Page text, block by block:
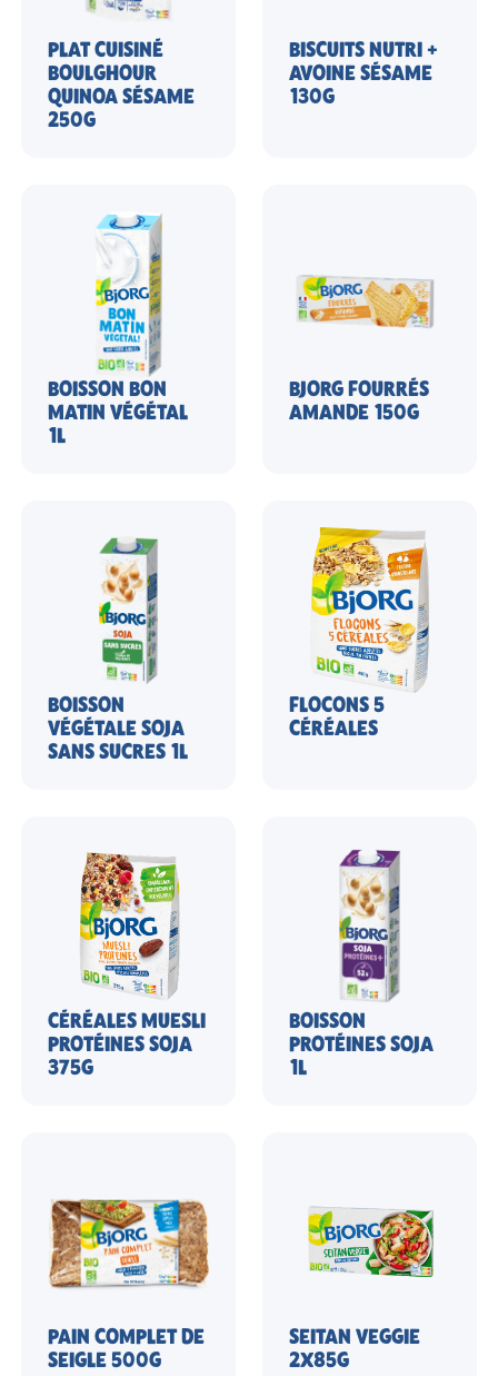
PLAT CUISINÉ
BOULGHOUR
QUINOA SÉSAME
250G
BISCUITS NUTRI +
AVOINE SÉSAME
130G
BOISSON BON
MATIN VÉGÉTAL
1L
BJORG FOURRÉS
AMANDE 150G
BOISSON
VÉGÉTALE SOJA
SANS SUCRES 1L
FLOCONS 5
CÉRÉALES
CÉRÉALES MUESLI
PROTÉINES SOJA
375G
BOISSON
PROTÉINES SOJA
1L
PAIN COMPLET DE
SEIGLE 500G
SEITAN VEGGIE
2X85G